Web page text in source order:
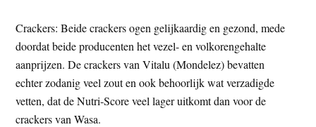
Crackers: Beide crackers ogen gelijkaardig en gezond, mede
doordat beide producenten het vezel- en volkorengehalte
aanprijzen. De crackers van Vitalu (Mondelez) bevatten
echter zodanig veel zout en ook behoorlijk wat verzadigde
vetten, dat de Nutri-Score veel lager uitkomt dan voor de
crackers van Wasa.